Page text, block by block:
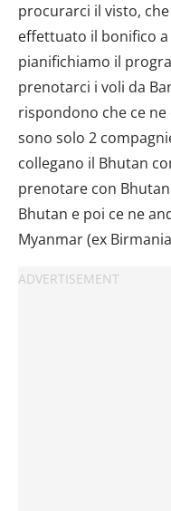
procurarci il visto,
effettuato il bonifico a
pianifichiamo il
prenotarci i voli da
rispondono che ce
sono solo 2
collegano il Bhutan
prenotare con
Bhutan e poi ce ne
Myanmar (ex